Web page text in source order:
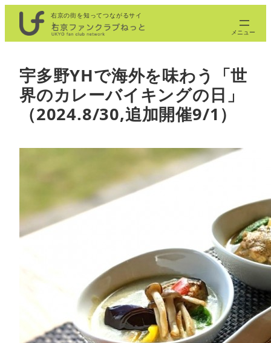
を
右京の街を知ってつながるサイ
ト
宇多野YHで海外を味わう「世
界のカレーバイキングの日」
（2024.8/30,追加開催9/1）